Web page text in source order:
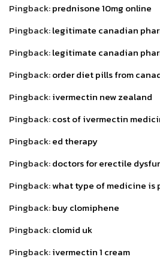
Pingback:prednisone 10mg online
Pingback:legitimate canadian
Pingback:legitimate canadian
Pingback:order diet pills from
Pingback:ivermectin new zealand
Pingback:cost of ivermectin
Pingback:ed therapy
Pingback:doctors for erectile
Pingback:what type of medicine is
Pingback:buy clomiphene
Pingback:clomid uk
Pingback:ivermectin 1 cream